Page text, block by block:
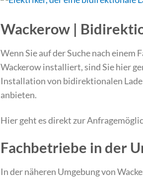
Wackerow |
Wenn Sie auf der Suche nach
Wackerow installiert, sind Sie hier
Installation von bidirektionalen
anbieten.
Hier geht es direkt zur
Fachbetriebe in der
In der näheren Umgebung von